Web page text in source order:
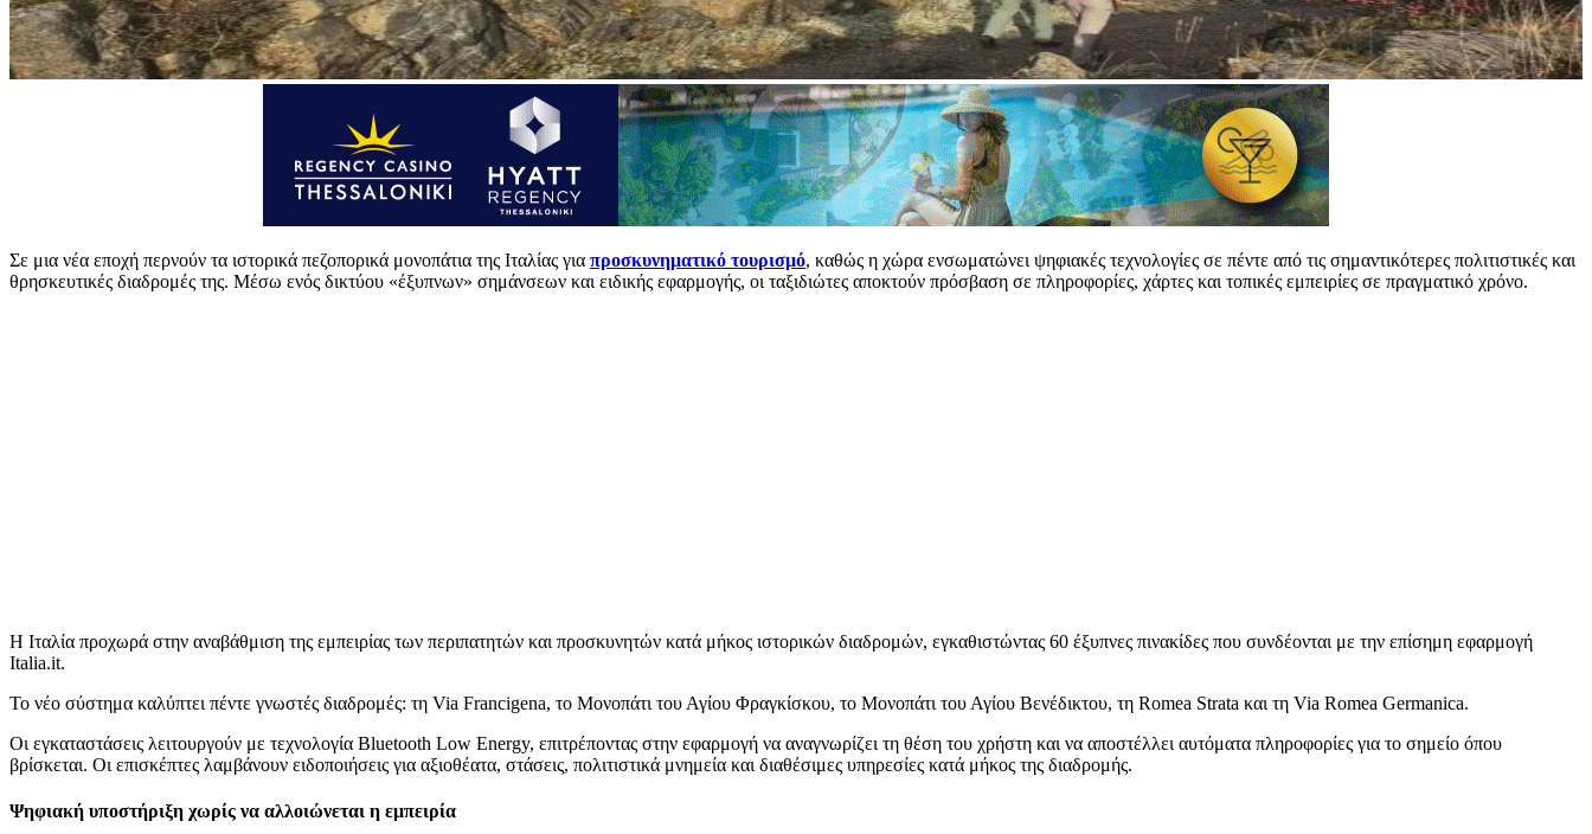
Σε μια νέα εποχή περνούν τα ιστορικά πεζοπορικά μονοπάτια της Ιταλίας για προσκυνηματικό τουρισμό, καθώς η χώρα ενσωματώνει ψηφιακές τεχνολογίες σε πέντε από τις σημαντικότερες πολιτιστικές και
θρησκευτικές διαδρομές της. Μέσω ενός δικτύου «έξυπνων» σημάνσεων και ειδικής εφαρμογής, οι ταξιδιώτες αποκτούν πρόσβαση σε πληροφορίες, χάρτες και τοπικές εμπειρίες σε πραγματικό χρόνο.
Η Ιταλία προχωρά στην αναβάθμιση της εμπειρίας των περιπατητών και προσκυνητών κατά μήκος ιστορικών διαδρομών, εγκαθιστώντας 60 έξυπνες πινακίδες που συνδέονται με την επίσημη εφαρμογή
Italia.it.
Το νέο σύστημα καλύπτει πέντε γνωστές διαδρομές: τη Via Francigena, το Μονοπάτι του Αγίου Φραγκίσκου, το Μονοπάτι του Αγίου Βενέδικτου, τη Romea Strata και τη Via Romea Germanica.
Οι εγκαταστάσεις λειτουργούν με τεχνολογία Bluetooth Low Energy, επιτρέποντας στην εφαρμογή να αναγνωρίζει τη θέση του χρήστη και να αποστέλλει αυτόματα πληροφορίες για το σημείο όπου
βρίσκεται. Οι επισκέπτες λαμβάνουν ειδοποιήσεις για αξιοθέατα, στάσεις, πολιτιστικά μνημεία και διαθέσιμες υπηρεσίες κατά μήκος της διαδρομής.
Ψηφιακή υποστήριξη χωρίς να αλλοιώνεται η εμπειρία